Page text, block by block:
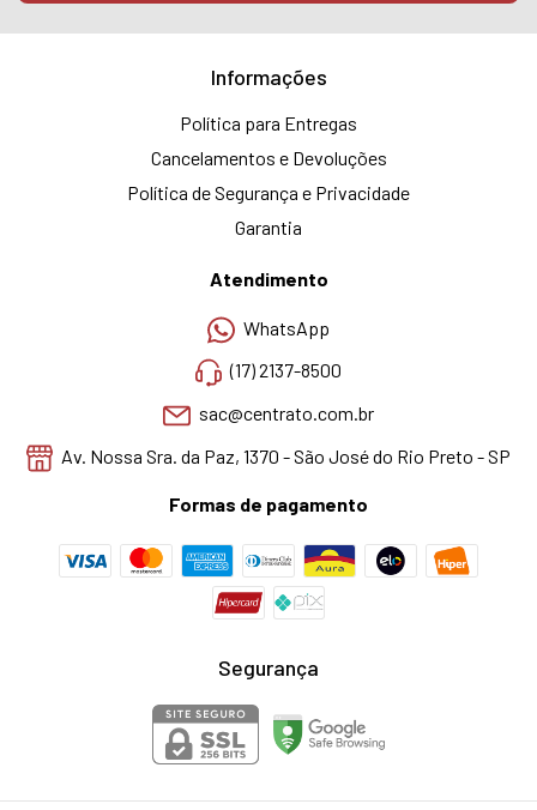
Informações
Política para Entregas
Cancelamentos e Devoluções
Política de Segurança e Privacidade
Garantia
Atendimento
WhatsApp
(17) 2137-8500
sac@centrato.com.br
Av. Nossa Sra. da Paz, 1370 - São José do Rio Preto - SP
Formas de pagamento
Segurança